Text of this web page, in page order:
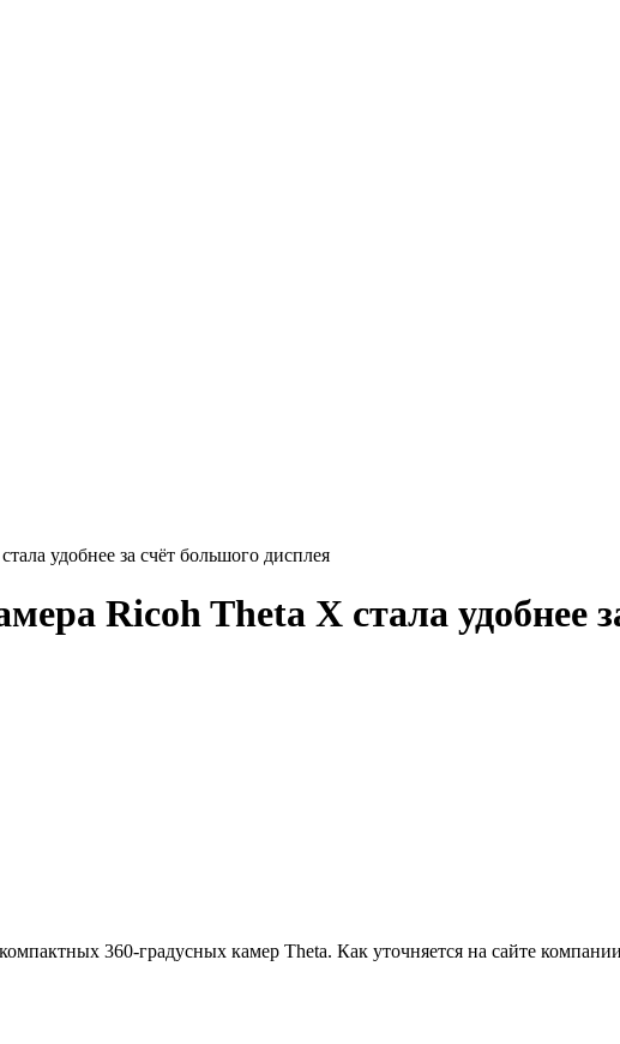
удобнее за счёт большого дисплея
Ricoh Theta X стала удобнее
360-градусных камер Theta. Как уточняется на сайте